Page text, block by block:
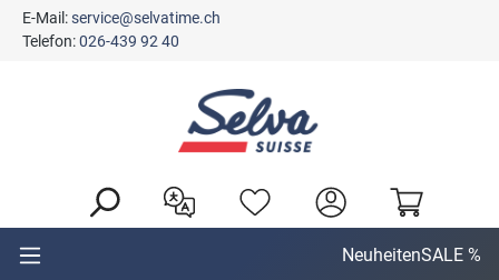
springen
E-Mail:service@selvatime.ch
Telefon:026-439 92 40
NeuheitenSALE %